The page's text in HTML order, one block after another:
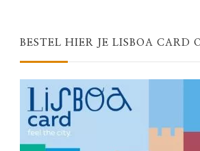
BESTEL HIER JE LISBOA CARD